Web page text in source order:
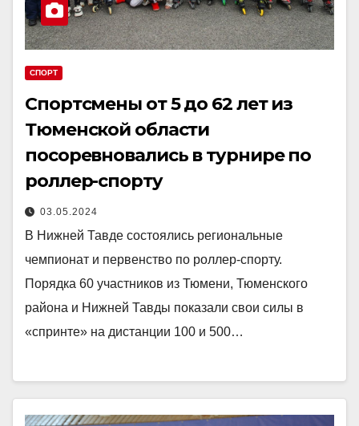
СПОРТ
Спортсмены от 5 до 62 лет из
Тюменской области
посоревновались в турнире по
роллер-спорту
03.05.2024
В Нижней Тавде состоялись региональные
чемпионат и первенство по роллер-спорту.
Порядка 60 участников из Тюмени, Тюменского
района и Нижней Тавды показали свои силы в
«спринте» на дистанции 100 и 500…